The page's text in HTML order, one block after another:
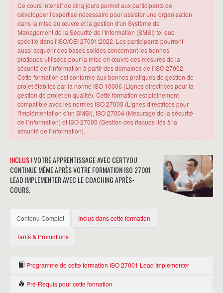
Ce cours intensif de cinq jours permet aux participants de
développer l'expertise nécessaire pour assister une organisation
dans la mise en œuvre et la gestion d'un Système de
Management de la Sécurité de l'Information (SMSI) tel que
spécifié dans l'ISO/CEI 27001:2022. Les participants pourront
aussi acquérir des bases solides concernant les bonnes
pratiques utilisées pour la mise en œuvre des mesures de la
sécurité de l'information à partir des domaines de l'ISO 27002.
Cette formation est conforme aux bonnes pratiques de gestion de
projet établies par la norme ISO 10006 (Lignes directrices pour la
gestion de projet en qualité). Cette formation est pleinement
compatible avec les normes ISO 27003 (Lignes directrices pour
l'implémentation d'un SMSI), ISO 27004 (Mesurage de la sécurité
de l'information) et ISO 27005 (Gestion des risques liés à la
sécurité de l'information).
INCLUS !VOTRE APPRENTISSAGE AVEC CERTYOU
CONTINUE MÊME APRÈS VOTRE FORMATION ISO 27001
LEAD IMPLEMENTER AVEC LE COACHING APRÈS-
COURS.
Contenu Complet Inclus dans cette formation
Tarifs & Promotions
Programme de cette formation ISO 27001 Lead Implementer
INTRODUCTION AU CONCEPT DE SYSTÈME DE MANAGEMENT DE
Pré-Requis pour cette formation